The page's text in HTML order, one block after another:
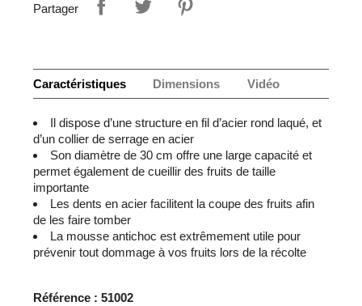
Partager
Caractéristiques Dimensions Vidéo
Il dispose d’une structure en fil d’acier rond laqué, et
d’un collier de serrage en acier
Son diamètre de 30 cm offre une large capacité et
permet également de cueillir des fruits de taille
importante
Les dents en acier facilitent la coupe des fruits afin
de les faire tomber
La mousse antichoc est extrêmement utile pour
prévenir tout dommage à vos fruits lors de la récolte
Référence : 51002